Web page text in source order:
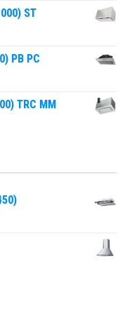
ST
PB PC
TRC MM